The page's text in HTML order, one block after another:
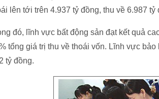
lên tới trên 4.937 tỷ đồng, thu về 6.987
đó, lĩnh vực bất động sản đạt kết quả
tổng giá trị thu về thoái vốn. Lĩnh vực
tỷ đồng.